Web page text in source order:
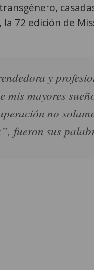
72 edición de
y
mis mayores
no
fueron sus